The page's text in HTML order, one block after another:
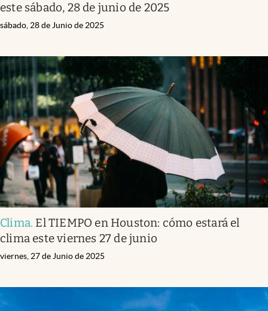
este sábado, 28 de junio de 2025
sábado, 28 de Junio de 2025
Clima. El TIEMPO en Houston: cómo estará el
clima este viernes 27 de junio
viernes, 27 de Junio de 2025